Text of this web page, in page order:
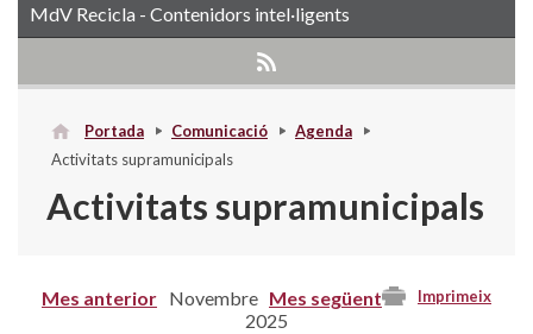
MdV Recicla - Contenidors intel·ligents
Portada Comunicació
Agenda
Activitats supramunicipals
Activitats supramunicipals
Imprimeix
Mes anterior Mes següent
Novembre
2025